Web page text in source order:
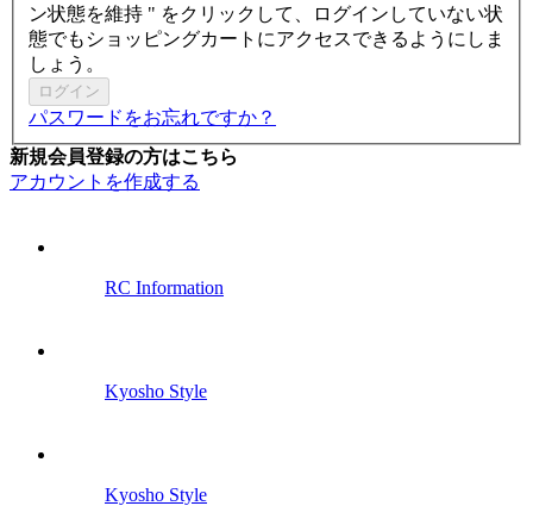
ン状態を維持 " をクリックして、ログインしていない状
態でもショッピングカートにアクセスできるようにしま
しょう。
ログイン
パスワードをお忘れですか？
新規会員登録の方はこちら
アカウントを作成する
RC Information
Kyosho Style
Kyosho Style